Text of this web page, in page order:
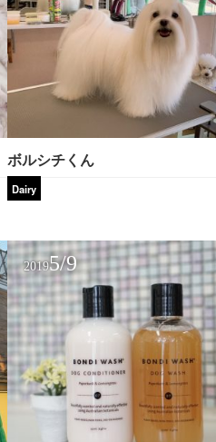
ボルシチくん
Dairy
20195/9